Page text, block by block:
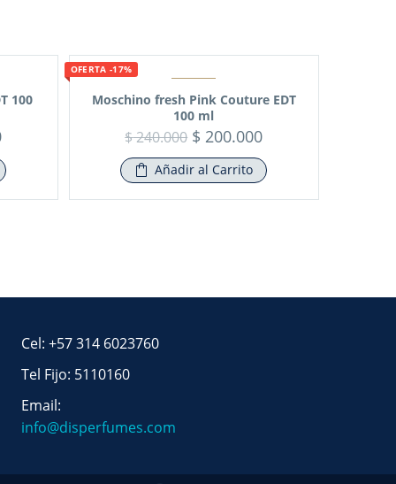
100
OFERTA -17%
Moschino fresh Pink Couture EDT
100 ml
$240.000 $ 200.000
Añadir al Carrito
Cel: +57 314 6023760
Tel Fijo: 5110160
Email:
info@disperfumes.com